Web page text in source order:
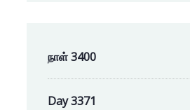
நாள் 3400
Day 3371